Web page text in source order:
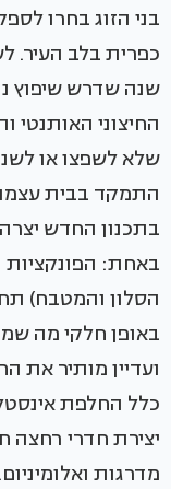
בני הזוג בחרו
שנה שדרש שיפוץ
החיצוני
שלא לשפצו או
התמקד בבית
בתכנון החדש
באחת: הפונקציות
הסלון והמטבח)
באופן חלקי מה
ועדיין מותיר את
כלל החלפת
יצירת חדרי רחצה
מדרגות ואלומיניום.